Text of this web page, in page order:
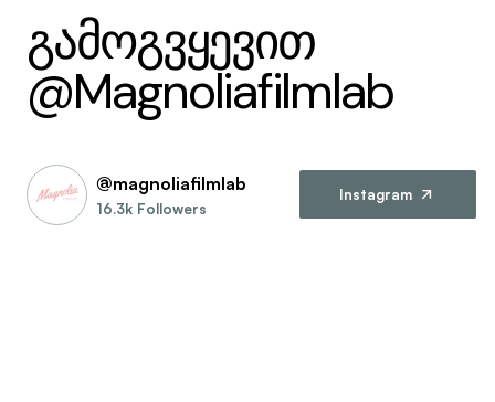
გამოგვყევით
@Magnoliafilmlab
@magnoliafilmlab
16.3k Followers
Instagram